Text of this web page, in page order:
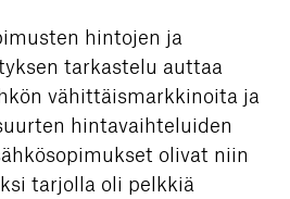
hintojen ja
tarkastelu auttaa
vähittäismarkkinoita ja
hintavaihteluiden
olivat niin
tarjolla oli pelkkiä